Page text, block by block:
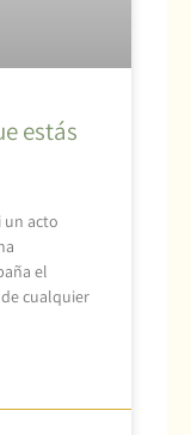
estás
un acto
el
cualquier